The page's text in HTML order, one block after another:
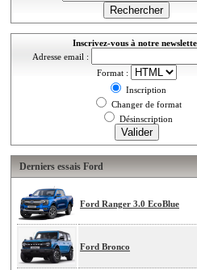
Inscrivez-vous à notre
Adresse email :
Format :
Inscription
Changer de format
Désinscription
Derniers essais Ford
Ford Ranger 3.0 EcoBlue
Ford Bronco